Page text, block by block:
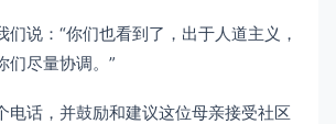
们说：“你们也看到了，出于人道主义，
们尽量协调。”
电话，并鼓励和建议这位母亲接受社区